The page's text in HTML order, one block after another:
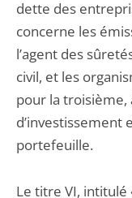
dette des
concerne les
l’agent des
civil, et les
pour la troisième,
d’investissement
portefeuille.
Le titre VI, intitulé